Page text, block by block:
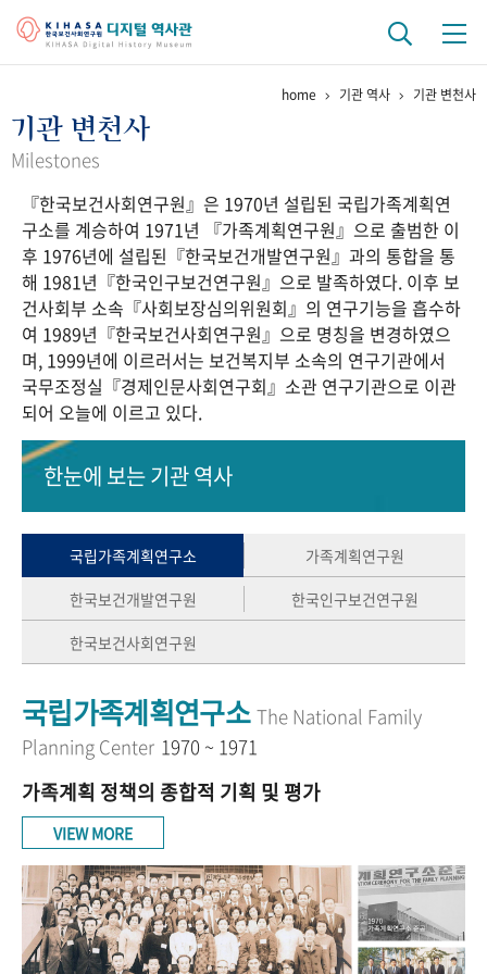
걸어온 길 기관 변천사
연구 역사
정책과 연구 키워드로 보는 연구 역사
연구자들
간행물 변천사
기록물 아카이브
사진 아카이브 문서 기록물 행정박물 영상 기록물
50+1 주년 기념
세계와 함께 한 KIHASA
VR 역사관
home 기관 역사 기관 변천사
기관 변천사
Milestones
『한국보건사회연구원』은 1970년 설립된 국립가족계획연
구소를 계승하여 1971년 『가족계획연구원』으로 출범한 이
후 1976년에 설립된『한국보건개발연구원』과의 통합을 통
해 1981년『한국인구보건연구원』으로 발족하였다. 이후 보
건사회부 소속『사회보장심의위원회』의 연구기능을 흡수하
여 1989년『한국보건사회연구원』으로 명칭을 변경하였으
며, 1999년에 이르러서는 보건복지부 소속의 연구기관에서
국무조정실『경제인문사회연구회』소관 연구기관으로 이관
되어 오늘에 이르고 있다.
한눈에 보는기관 역사
국립가족계획연구소
가족계획연구원
한국보건개발연구원
한국인구보건연구원
한국보건사회연구원
국립가족계획연구소 The National Family
Planning Center 1970 ~ 1971
가족계획 정책의 종합적 기획 및 평가
VIEW MORE